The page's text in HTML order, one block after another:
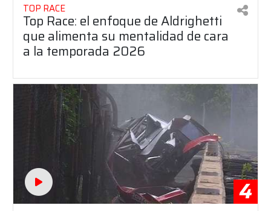
TOP RACE
Top Race: el enfoque de Aldrighetti
que alimenta su mentalidad de cara
a la temporada 2026
4